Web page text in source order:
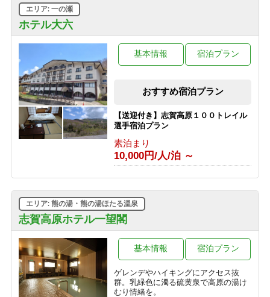
1泊2食付き
10,000円/人/泊 ～
たのしむ旅へ ＜最終チェックイン21時
朝食のみ
6,000円/人/泊 ～
【素泊まりプラン】気軽に志賀高原を
満喫 ＜最終チェックイン21時＞
3,000円/人/泊 ～
ホテル大六
エリア: 一の瀬
基本情報 宿泊プラン
おすすめ宿泊プラン
【送迎付き】志賀高原１００トレイル
選手宿泊プラン
素泊まり
10,000円/人/泊 ～
志賀高原ホテル一望閣
エリア: 熊の湯・熊の湯ほたる温泉
ゲレンデやハイキングにアクセス抜
群。乳緑色に濁る硫黄泉で高原の湯け
むり情緒を。
基本情報 宿泊プラン